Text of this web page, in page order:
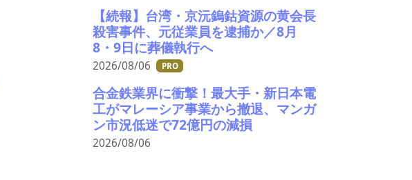
【続報】台湾・京沅鎢鈷資源の黄会長
殺害事件、元従業員を逮捕か／8月
8・9日に葬儀執行へ
2026/08/06 PRO
合金鉄業界に衝撃！最大手・新日本電
工がマレーシア事業から撤退、マンガ
ン市況低迷で72億円の減損
2026/08/06